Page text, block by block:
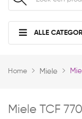
ALLE
Home Miele
Miele TCF